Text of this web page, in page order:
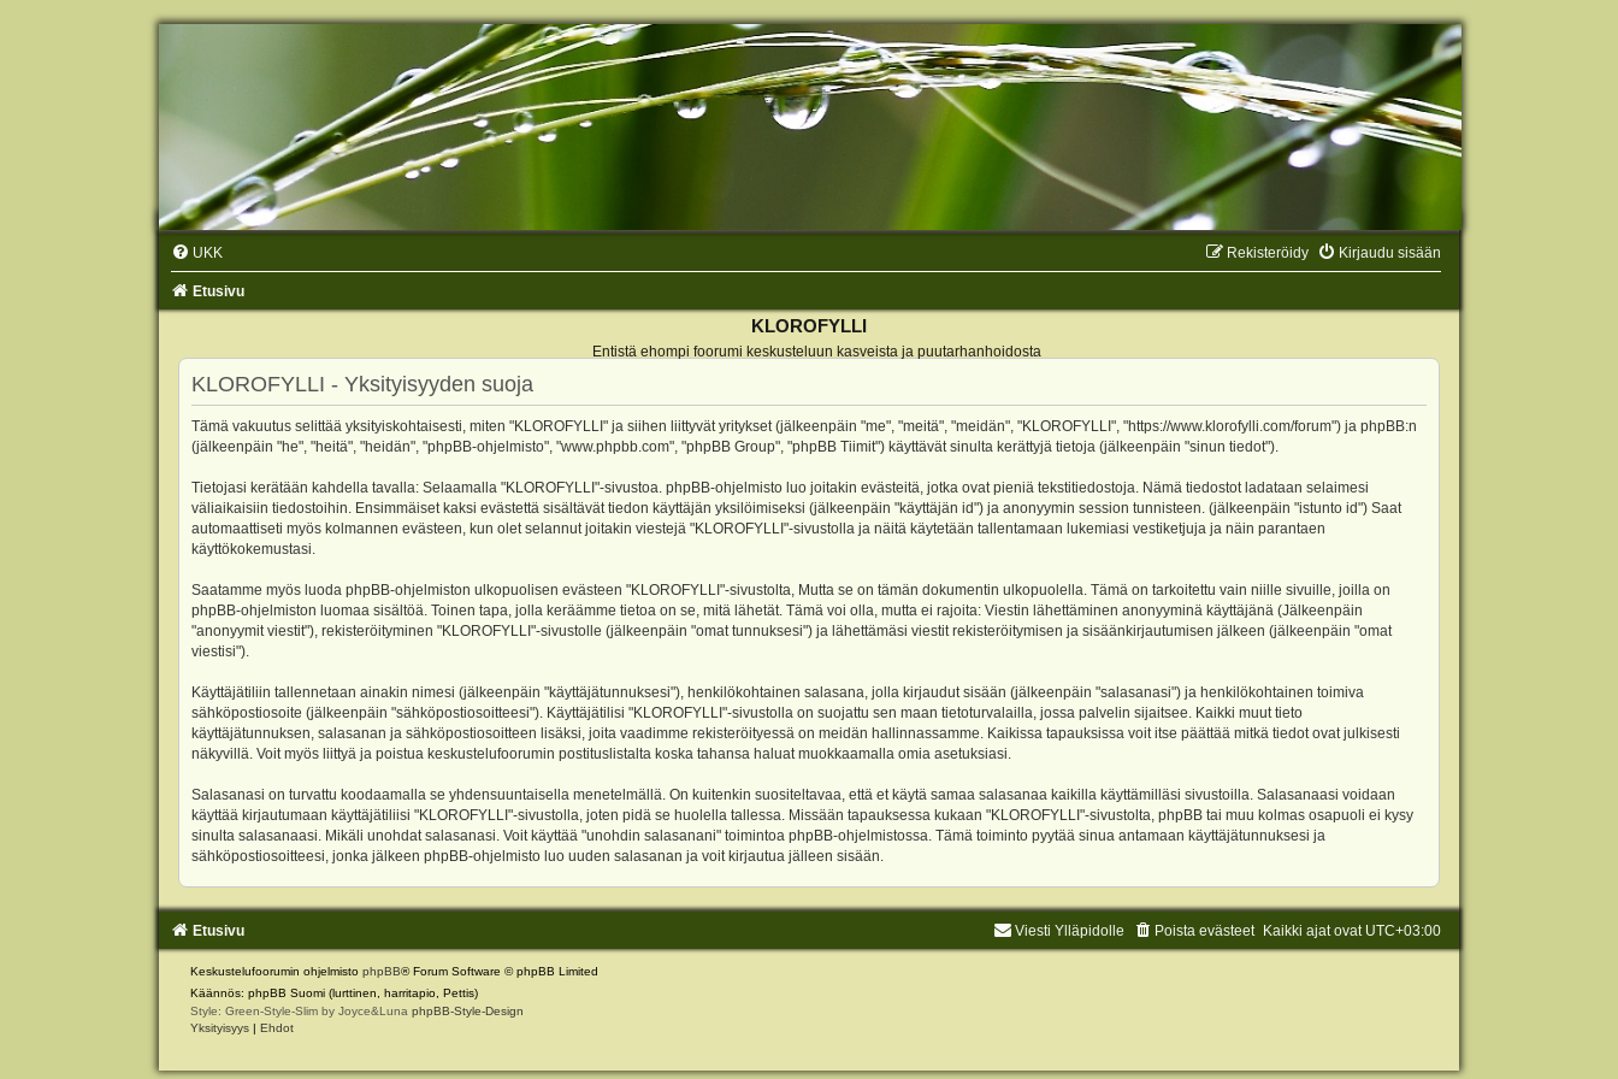
UKK Kirjaudu sisään
Rekisteröidy
Etusivu
KLOROFYLLI
Entistä ehompi foorumi keskusteluun kasveista ja puutarhanhoidosta
KLOROFYLLI - Yksityisyyden suoja
Tämä vakuutus selittää yksityiskohtaisesti, miten "KLOROFYLLI" ja siihen liittyvät yritykset (jälkeenpäin "me", "meitä", "meidän", "KLOROFYLLI", "https://www.klorofylli.com/forum") ja phpBB:n
(jälkeenpäin "he", "heitä", "heidän", "phpBB-ohjelmisto", "www.phpbb.com", "phpBB Group", "phpBB Tiimit") käyttävät sinulta kerättyjä tietoja (jälkeenpäin "sinun tiedot").
Tietojasi kerätään kahdella tavalla: Selaamalla "KLOROFYLLI"-sivustoa. phpBB-ohjelmisto luo joitakin evästeitä, jotka ovat pieniä tekstitiedostoja. Nämä tiedostot ladataan selaimesi
väliaikaisiin tiedostoihin. Ensimmäiset kaksi evästettä sisältävät tiedon käyttäjän yksilöimiseksi (jälkeenpäin "käyttäjän id") ja anonyymin session tunnisteen. (jälkeenpäin "istunto id") Saat
automaattiseti myös kolmannen evästeen, kun olet selannut joitakin viestejä "KLOROFYLLI"-sivustolla ja näitä käytetään tallentamaan lukemiasi vestiketjuja ja näin parantaen
käyttökokemustasi.
Saatamme myös luoda phpBB-ohjelmiston ulkopuolisen evästeen "KLOROFYLLI"-sivustolta, Mutta se on tämän dokumentin ulkopuolella. Tämä on tarkoitettu vain niille sivuille, joilla on
phpBB-ohjelmiston luomaa sisältöä. Toinen tapa, jolla keräämme tietoa on se, mitä lähetät. Tämä voi olla, mutta ei rajoita: Viestin lähettäminen anonyyminä käyttäjänä (Jälkeenpäin
"anonyymit viestit"), rekisteröityminen "KLOROFYLLI"-sivustolle (jälkeenpäin "omat tunnuksesi") ja lähettämäsi viestit rekisteröitymisen ja sisäänkirjautumisen jälkeen (jälkeenpäin "omat
viestisi").
Käyttäjätiliin tallennetaan ainakin nimesi (jälkeenpäin "käyttäjätunnuksesi"), henkilökohtainen salasana, jolla kirjaudut sisään (jälkeenpäin "salasanasi") ja henkilökohtainen toimiva
sähköpostiosoite (jälkeenpäin "sähköpostiosoitteesi"). Käyttäjätilisi "KLOROFYLLI"-sivustolla on suojattu sen maan tietoturvalailla, jossa palvelin sijaitsee. Kaikki muut tieto
käyttäjätunnuksen, salasanan ja sähköpostiosoitteen lisäksi, joita vaadimme rekisteröityessä on meidän hallinnassamme. Kaikissa tapauksissa voit itse päättää mitkä tiedot ovat julkisesti
näkyvillä. Voit myös liittyä ja poistua keskustelufoorumin postituslistalta koska tahansa haluat muokkaamalla omia asetuksiasi.
Salasanasi on turvattu koodaamalla se yhdensuuntaisella menetelmällä. On kuitenkin suositeltavaa, että et käytä samaa salasanaa kaikilla käyttämilläsi sivustoilla. Salasanaasi voidaan
käyttää kirjautumaan käyttäjätiliisi "KLOROFYLLI"-sivustolla, joten pidä se huolella tallessa. Missään tapauksessa kukaan "KLOROFYLLI"-sivustolta, phpBB tai muu kolmas osapuoli ei kysy
sinulta salasanaasi. Mikäli unohdat salasanasi. Voit käyttää "unohdin salasanani" toimintoa phpBB-ohjelmistossa. Tämä toiminto pyytää sinua antamaan käyttäjätunnuksesi ja
sähköpostiosoitteesi, jonka jälkeen phpBB-ohjelmisto luo uuden salasanan ja voit kirjautua jälleen sisään.
Etusivu Kaikki ajat ovat UTC+03:00
Poista evästeet
Viesti Ylläpidolle
Keskustelufoorumin ohjelmisto phpBB® Forum Software © phpBB Limited
Käännös: phpBB Suomi (lurttinen, harritapio, Pettis)
Style: Green-Style-Slim by Joyce&Luna phpBB-Style-Design
Yksityisyys | Ehdot